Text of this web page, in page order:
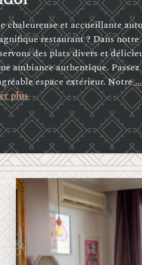
chaleureuse et accueillante
restaurant ? Dans notre
des plats divers et
ambiance authentique. Passez
espace extérieur. Notre…
plus